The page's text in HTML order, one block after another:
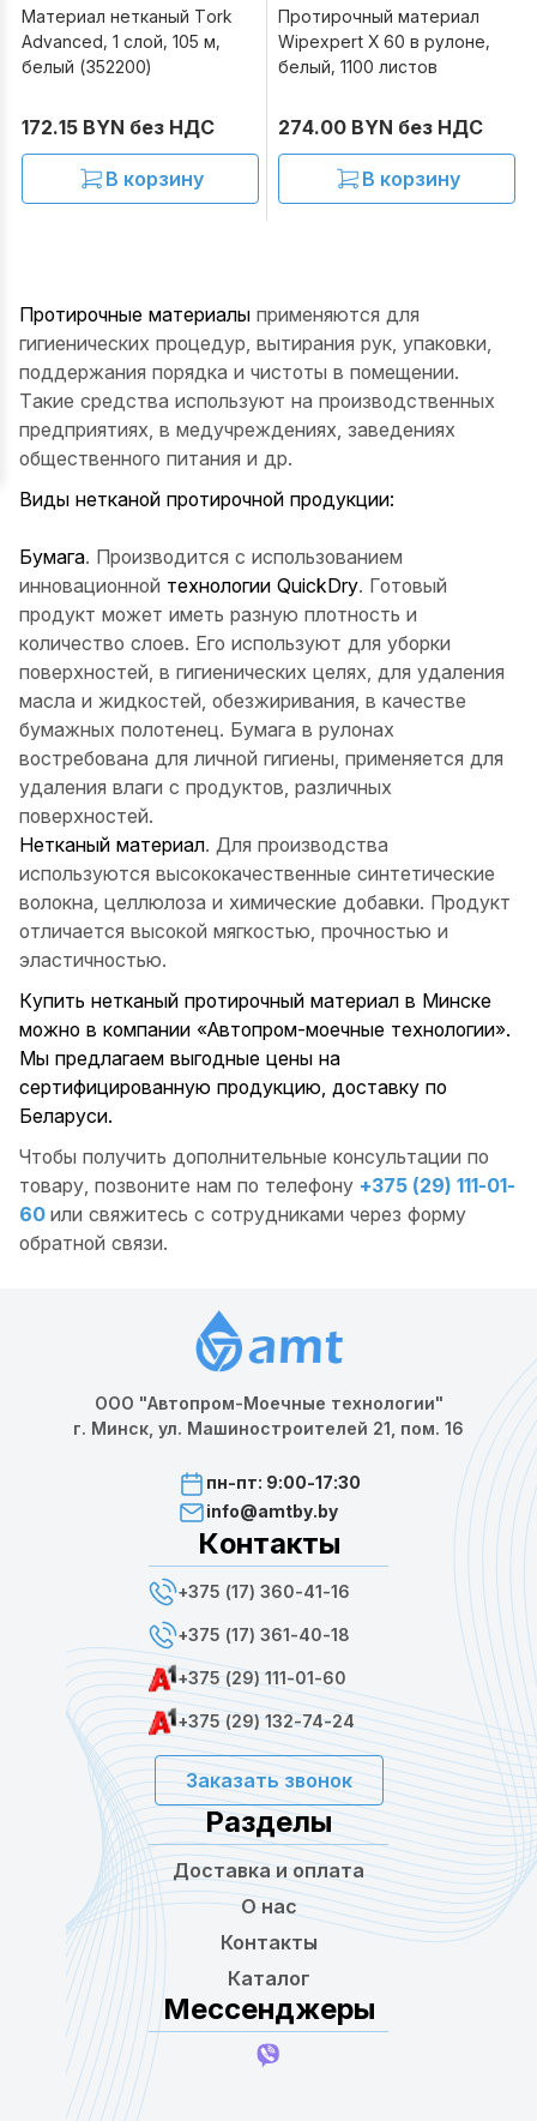
Материал нетканый Tork
Advanced, 1 слой, 105 м,
белый (352200)
172.15 BYN без НДС
В корзину
Протирочный материал
Wipexpert X 60 в рулоне,
белый, 1100 листов
274.00 BYN без НДС
В корзину
Протирочные материалы применяются для
гигиенических процедур, вытирания рук, упаковки,
поддержания порядка и чистоты в помещении.
Такие средства используют на производственных
предприятиях, в медучреждениях, заведениях
общественного питания и др.
Виды нетканой протирочной продукции:
Бумага. Производится с использованием
инновационной технологии QuickDry. Готовый
продукт может иметь разную плотность и
количество слоев. Его используют для уборки
поверхностей, в гигиенических целях, для удаления
масла и жидкостей, обезжиривания, в качестве
бумажных полотенец. Бумага в рулонах
востребована для личной гигиены, применяется для
удаления влаги с продуктов, различных
поверхностей.
Нетканый материал. Для производства
используются высококачественные синтетические
волокна, целлюлоза и химические добавки. Продукт
отличается высокой мягкостью, прочностью и
эластичностью.
Купить нетканый протирочный материал в Минске
можно в компании «Автопром-моечные технологии».
Мы предлагаем выгодные цены на
сертифицированную продукцию, доставку по
Беларуси.
Чтобы получить дополнительные консультации по
товару, позвоните нам по телефону +375 (29) 111-01-
60 или свяжитесь с сотрудниками через форму
обратной связи.
ООО "Автопром-Моечные технологии"
г. Минск, ул. Машиностроителей 21, пом. 16
пн-пт: 9:00-17:30
info@amtby.by
Контакты
+375 (17) 360-41-16
+375 (17) 361-40-18
+375 (29) 111-01-60
+375 (29) 132-74-24
Заказать звонок
Разделы
Доставка и оплата
О нас
Контакты
Каталог
Мессенджеры